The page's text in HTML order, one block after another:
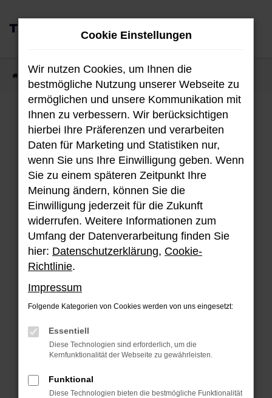
Zum
Hauptinhalt
Fahrzeug-Showroom
Unser aktuellen Bestand an Hyundai
Fahrzeugen.
Fehler: Network Error
Hier sind ein paar Tipps, die dir helfen
können:
Überprüfe deine Firewall und deine
Internetverbindung.
deine Suchmaschine?
Cookie Einstellungen
Wir nutzen Cookies, um Ihnen die
bestmögliche Nutzung unserer Webseite zu
ermöglichen und unsere Kommunikation mit
Ihnen zu verbessern. Wir berücksichtigen
hierbei Ihre Präferenzen und verarbeiten
Daten für Marketing und Statistiken nur,
wenn Sie uns Ihre Einwilligung geben. Wenn
Sie zu einem späteren Zeitpunkt Ihre
Meinung ändern, können Sie die
Einwilligung jederzeit für die Zukunft
widerrufen. Weitere Informationen zum
Umfang der Datenverarbeitung finden Sie
hier: Datenschutzerklärung, Cookie-
Richtlinie.
Impressum
Folgende Kategorien von Cookies werden von uns eingesetzt:
Essentiell
Diese Technologien sind erforderlich, um die
Kernfunktionalität der Webseite zu gewährleisten.
Funktional
Diese Technologien bieten die bestmögliche Funktionalität